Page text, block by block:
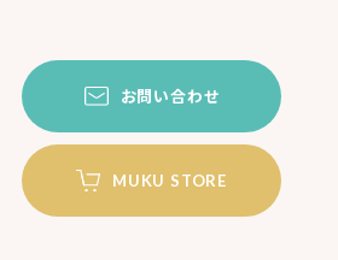
お問い合わせ
MUKU STORE